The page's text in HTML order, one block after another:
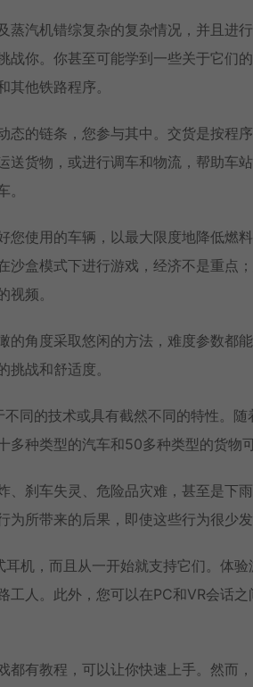
蒸汽机错综复杂的复杂情况，并且进
战你。你甚至可能学到一些关于它们
他铁路程序。
态的链条，您参与其中。交货是按程
送货物，或进行调车和物流，帮助车
您使用的车辆，以最大限度地降低燃
沙盒模式下进行游戏，经济不是重点
频。
的角度采取悠闲的方法，难度参数都
战和舒适度。
同的技术或具有截然不同的特性。
种类型的汽车和50多种类型的货物可
、刹车失灵、危险品灾难，甚至是下
所带来的后果，即使这些行为很少发
机，而且从一开始就支持它们。体
工人。此外，您可以在PC和VR会话
都有教程，可以让你快速上手。然而